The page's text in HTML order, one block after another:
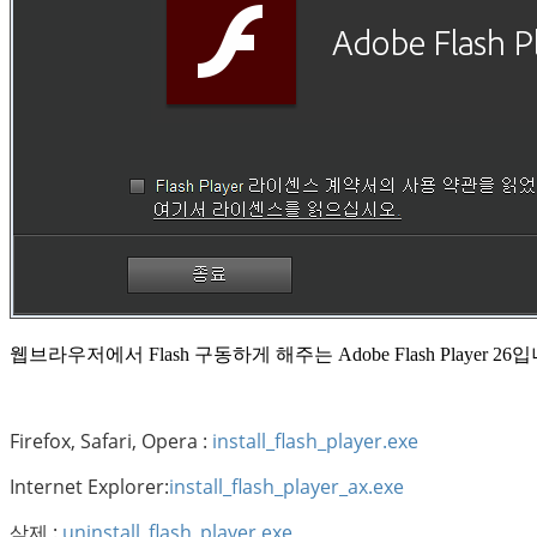
웹브라우저에서 Flash 구동하게 해주는 Adobe Flash Player 26입
Firefox, Safari, Opera : install_flash_player.exe
Internet Explorer:install_flash_player_ax.exe